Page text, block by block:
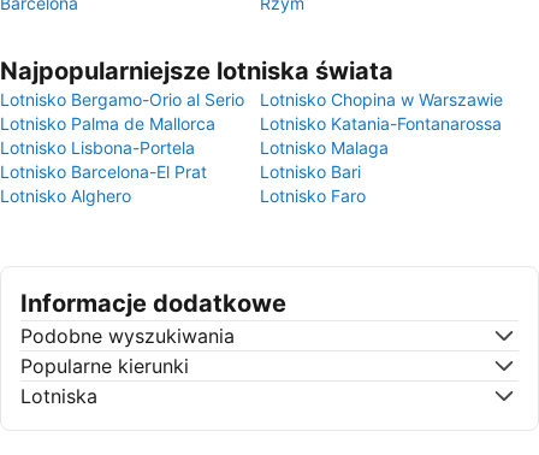
Najpopularniejsze lotniska świata
Lotnisko Bergamo-Orio al Serio
Lotnisko Chopina w Warszawie
Lotnisko Palma de Mallorca
Lotnisko Katania-Fontanarossa
Lotnisko Lisbona-Portela
Lotnisko Malaga
Lotnisko Barcelona-El Prat
Lotnisko Bari
Lotnisko Alghero
Lotnisko Faro
Informacje dodatkowe
Podobne wyszukiwania
Popularne kierunki
Lotniska